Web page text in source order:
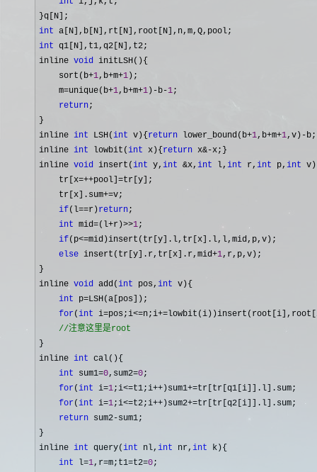
int
int q1[N],t1,q2[N],t2;
inline void initLSH(){
    sort(b
+1,b+m+1 );
    m
=unique(b+1,b+m+1 )-b-1;
return;
}
inline int LSH(int v){ return lower_bound(b+1,b+m+1,v)-
inline int lowbit(int x){ return x&-x;}
inline void insert(int y, int &x, int l, int r, int p, int
    tr[x
=++pool]=tr[y];
    tr[x].sum
+=v;
if(l==r)return;
int mid=(l+r)>>1;
if(p<=mid)insert(tr[y].l,tr[x].l,l,mid,p,v);
else insert(tr[y].r,tr[x].r,mid+1,r,p,v);
}
inline void add(int pos, int v){
int p=LSH(a[pos]);
for(int
//注意这里是root
}
inline int cal(){
int sum1=0,sum2=0;
for(int i=1;i<=t1;i++)sum1+=tr[tr[q1[i]].l].sum;
for (int i=1;i<=t2;i++)sum2+=tr[tr[q2[i]].l].sum;
return sum2-sum1;
}
inline int query(int nl, int nr, int k){
int l=1,r=m;t1=t2=0;